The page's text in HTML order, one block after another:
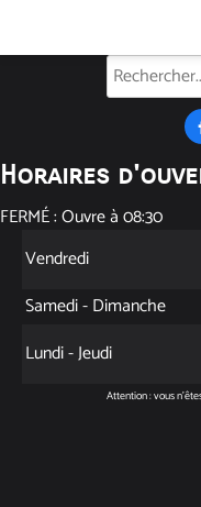
Horaires
FERMÉ : Ouvre à 08:30
Vendredi
Samedi - Dimanche
Lundi - Jeudi
Attention : vous